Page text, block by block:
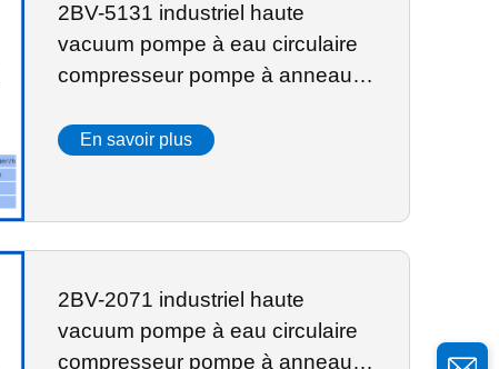
2BV-5131 industriel haute
vacuum pompe à eau circulaire
compresseur pompe à anneau
En savoir plus
2BV-2071 industriel haute
vacuum pompe à eau circulaire
compresseur pompe à anneau